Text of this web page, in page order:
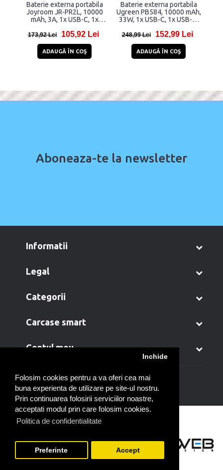
Folosim cookies pentru a va oferi cea mai
buna experienta de utilizare pe site-ul nostru.
Prin continuarea folosirii serviciilor noastre,
acceptati modul prin care folosim cookies.
Politica de confidentialitate
Inchide
Preferinte Accept
Baterie externa portabila
Joyroom JR-PR2L, 10000
mAh, 3A, 1x USB-C, 1x
173,92 Lei 105,92 Lei
ADAUGĂ ÎN COŞ
Baterie externa portabila
Ugreen PB584, 10000 mAh,
33W, 1x USB-C, 1x USB-A,
248,99 Lei 152,99 Lei
ADAUGĂ ÎN COŞ
Aboneaza-te la newsletter
informatii
legal
categorii
carcase smart
contul meu